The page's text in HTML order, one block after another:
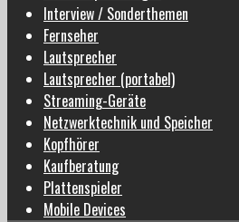
Interview / Sonderthemen
Fernseher
Lautsprecher
Lautsprecher (portabel)
Streaming-Geräte
Netzwerktechnik und Speicher
Kopfhörer
Kaufberatung
Plattenspieler
Mobile Devices